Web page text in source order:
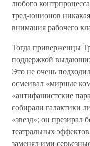
любого
тред-юнионов
внимания рабочего
Тогда приверженцы
поддержкой
Это не очень
осмеивал «мирные
«антифашистские
собирали галактики
«звезд»; он презирал
театральных
заменял ими